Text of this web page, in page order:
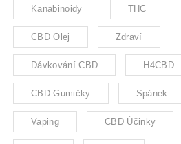
Kanabinoidy THC
CBD Olej Zdraví
Dávkování CBD H4CBD
CBD Gumičky Spánek
Vaping CBD Účinky